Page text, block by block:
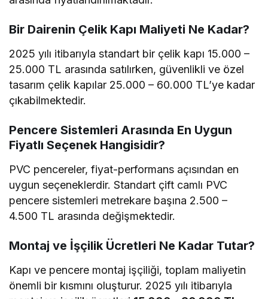
Bir Dairenin Çelik Kapı Maliyeti Ne Kadar?
2025 yılı itibarıyla standart bir çelik kapı 15.000 –
25.000 TL arasında satılırken, güvenlikli ve özel
tasarım çelik kapılar 25.000 – 60.000 TL’ye kadar
çıkabilmektedir.
Pencere Sistemleri Arasında En Uygun
Fiyatlı Seçenek Hangisidir?
PVC pencereler, fiyat-performans açısından en
uygun seçeneklerdir. Standart çift camlı PVC
pencere sistemleri metrekare başına 2.500 –
4.500 TL arasında değişmektedir.
Montaj ve İşçilik Ücretleri Ne Kadar Tutar?
Kapı ve pencere montaj işçiliği, toplam maliyetin
önemli bir kısmını oluşturur. 2025 yılı itibarıyla